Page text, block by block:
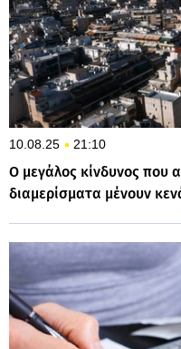
10.08.25 21:10
Ο μεγάλος κίνδυνος που
διαμερίσματα μένουν